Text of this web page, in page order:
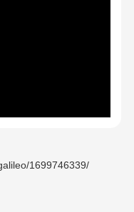
1699746339/